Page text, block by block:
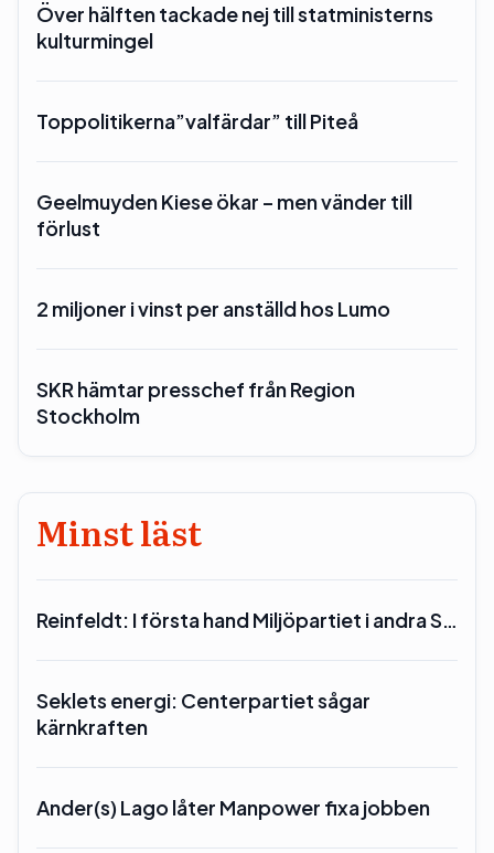
Över hälften tackade nej till statministerns
kulturmingel
Toppolitikerna”valfärdar” till Piteå
Geelmuyden Kiese ökar – men vänder till
förlust
2 miljoner i vinst per anställd hos Lumo
SKR hämtar presschef från Region
Stockholm
Minst läst
Reinfeldt: I första hand Miljöpartiet i andra S…
Seklets energi: Centerpartiet sågar
kärnkraften
Ander(s) Lago låter Manpower fixa jobben